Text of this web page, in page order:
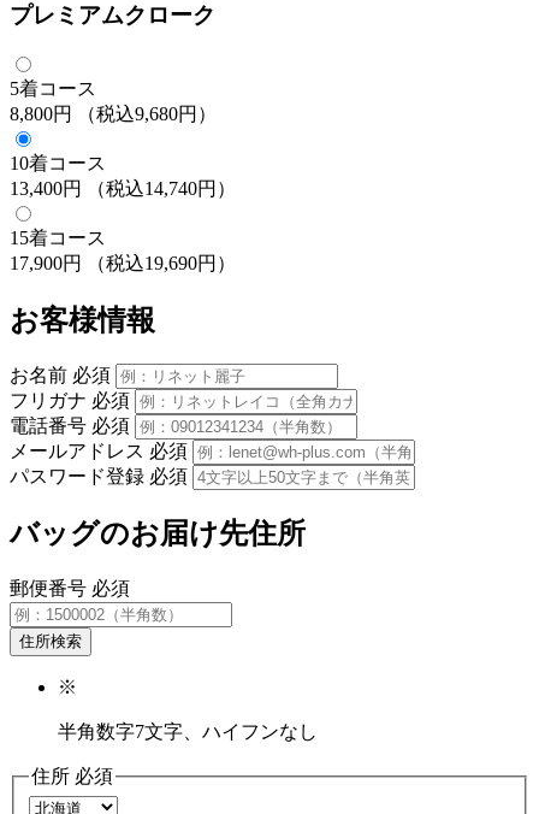
プレミアムクローク
5着コース
8,800円
（税込9,680円）
10着コース
13,400円
（税込14,740円）
15着コース
17,900円
（税込19,690円）
お客様情報
お名前 必須
フリガナ 必須
電話番号 必須
メールアドレス 必須
パスワード登録 必須
バッグのお届け先住所
郵便番号 必須
住所検索
※
半角数字7文字、ハイフンなし
住所 必須